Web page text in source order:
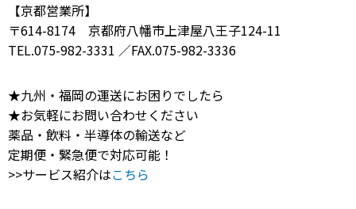
【京都営業所】
〒614-8174 京都府八幡市上津屋八王子124-11
TEL.075-982-3331 ／FAX.075-982-3336
★九州・福岡の運送にお困りでしたら
★お気軽にお問い合わせください
薬品・飲料・半導体の輸送など
定期便・緊急便で対応可能！
>>サービス紹介はこちら